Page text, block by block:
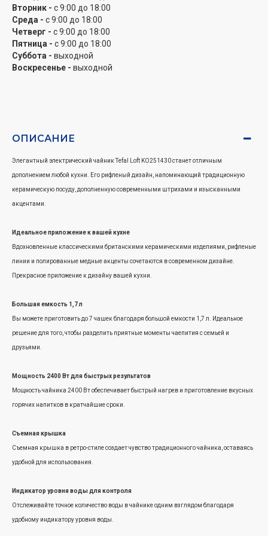
воду и приготовление вкусного чая и кофе.
Прецизионный носик
Прецизионный носик обеспечивает идеальную наливку каждый раз, без разливов и
капель.
устройство включено, а функция автоматического отключения обеспечивает
Вторник - с 9:00 до 18:00
Среда - с 9:00 до 18:00
Четверг - с 9:00 до 18:00
Пятница - с 9:00 до 18:00
Суббота - выходной
Воскресенье - выходной
ОПИСАНИЕ
Элегантный электрический чайник Tefal Loft KO251430 станет отличным
дополнением любой кухни. Его рифленый дизайн, напоминающий традиционную
керамическую посуду, дополненную современными штрихами и изысканными
акцентами.
Идеальное приложение к вашей кухне
Вдохновленные классическими британскими керамическими изделиями, рифленые
линии и полированные медные акценты сочетаются в современном дизайне.
Прекрасное приложение к дизайну вашей кухни.
Большая емкость 1,7 л
Вы можете приготовить до 7 чашек благодаря большой емкости 1,7 л. Идеальное
решение для того, чтобы разделить приятные моменты чаепития с семьей и
друзьями.
Мощность 2400 Вт для быстрых результатов
Мощность чайника 2400 Вт обеспечивает быстрый нагрев и приготовление вкусных
горячих напитков в кратчайшие сроки.
Съемная крышка
Съемная крышка в ретро-стиле создает чувство традиционного чайника, оставаясь
удобной для использования.
Индикатор уровня воды для контроля
Отслеживайте точное количество воды в чайнике одним взглядом благодаря
удобному индикатору уровня воды.